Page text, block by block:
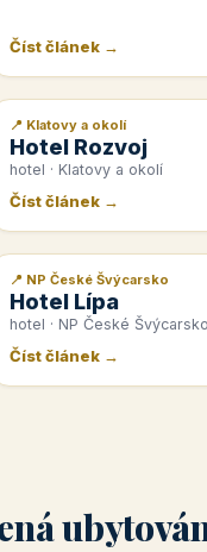
Číst článek →
📰 PR článek
📍 Klatovy a okolí
Hotel Rozvoj
hotel · Klatovy a okolí
Číst článek →
📰 PR článek
📍 NP České Švýcarsko
Hotel Lípa
hotel · NP České Švýcarsko
Číst článek →